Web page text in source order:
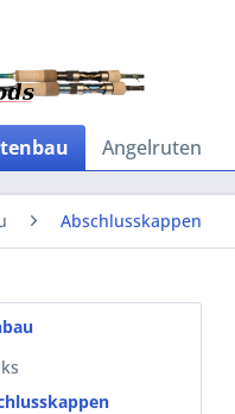
Angelruten
Abschlusskappen